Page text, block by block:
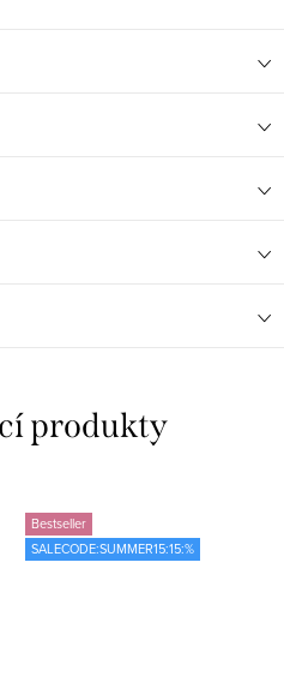
produkty
Bestseller
SALECODE:SUMMER15:15:%